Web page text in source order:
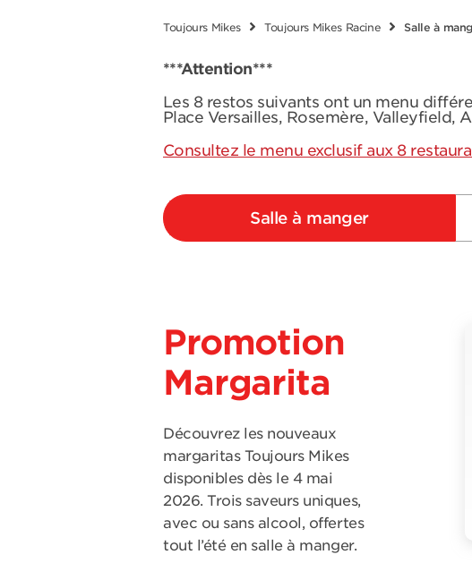
Toujours Mikes Toujours Mikes Racine Salle à
***Attention***
Les 8 restos suivants ont un menu
Place Versailles, Rosemère, Valleyfield,
Consultez le menu exclusif aux 8
Salle à manger
Promotion
Margarita
Découvrez les nouveaux
margaritas Toujours Mikes
disponibles dès le 4 mai
2026. Trois saveurs uniques,
avec ou sans alcool, offertes
tout l’été en salle à manger.